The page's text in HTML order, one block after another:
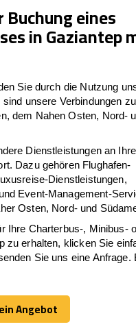
eines
in Gaziantep
Sie durch die Nutzung
unsere Verbindungen
dem Nahen Osten, Nord-
Dienstleistungen an
Dazu gehören Flughafen-
Dienstleistungen,
Event-Management-
Osten, Nord- und
Ihre Charterbus-, Minibus-
zu erhalten, klicken Sie
Sie uns eine Anfrage.
Angebot
Angebot